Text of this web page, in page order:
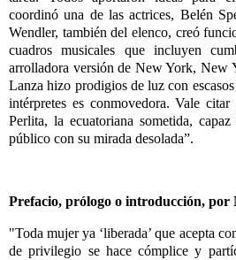
coordinó una de las actrices, Belén
Wendler, también del elenco, creó
cuadros musicales que incluyen
arrolladora versión de New York, New
Lanza hizo prodigios de luz con
intérpretes es conmovedora. Vale
Perlita, la ecuatoriana sometida,
público con su mirada desolada”.
Prefacio, prólogo o introducción, por
"Toda mujer ya ‘liberada’ que acepta
de privilegio se hace cómplice y partí